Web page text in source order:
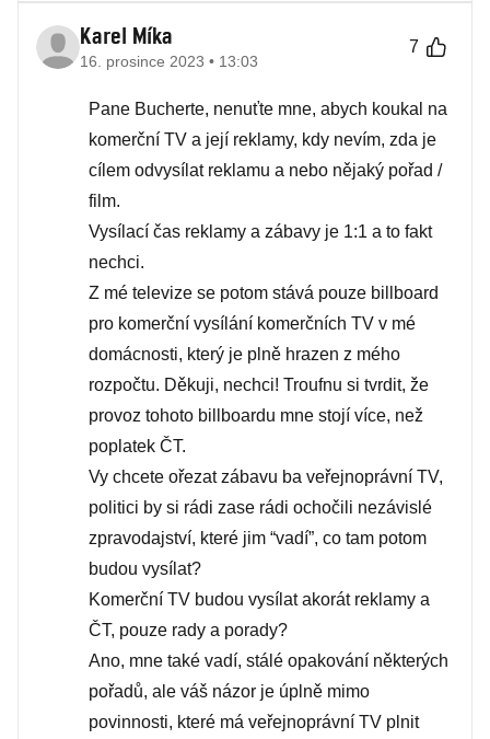
Karel Míka
16. prosince 2023 • 13:03
7
Pane Bucherte, nenuťte mne, abych koukal na
komerční TV a její reklamy, kdy nevím, zda je
cílem odvysílat reklamu a nebo nějaký pořad /
film.
Vysílací čas reklamy a zábavy je 1:1 a to fakt
nechci.
Z mé televize se potom stává pouze billboard
pro komerční vysílání komerčních TV v mé
domácnosti, který je plně hrazen z mého
rozpočtu. Děkuji, nechci! Troufnu si tvrdit, že
provoz tohoto billboardu mne stojí více, než
poplatek ČT.
Vy chcete ořezat zábavu ba veřejnoprávní TV,
politici by si rádi zase rádi ochočili nezávislé
zpravodajství, které jim “vadí”, co tam potom
budou vysílat?
Komerční TV budou vysílat akorát reklamy a
ČT, pouze rady a porady?
Ano, mne také vadí, stálé opakování některých
pořadů, ale váš názor je úplně mimo
povinnosti, které má veřejnoprávní TV plnit